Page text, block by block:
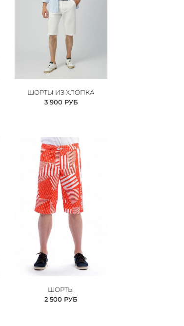
ШОРТЫ ИЗ ХЛОПКА
3 900 РУБ
ШОРТЫ
2 500 РУБ